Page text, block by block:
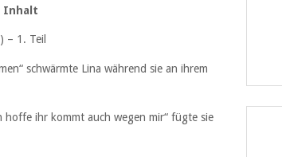
Inhalt
– 1. Teil
schwärmte Lina während sie an ihrem
hoffe ihr kommt auch wegen mir“ fügte sie